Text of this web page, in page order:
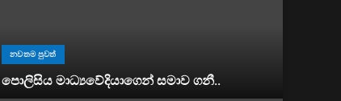
නවතම පුවත්
පොලිසිය මාධ්‍යවේදියාගෙන් සමාව ගනී..